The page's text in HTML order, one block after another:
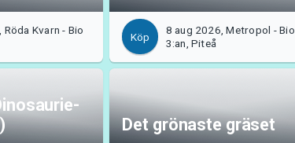
Kvarn - Bio
Köp
8 aug 2026, Metropol - Bio
3:an, Piteå
Det grönaste gräset